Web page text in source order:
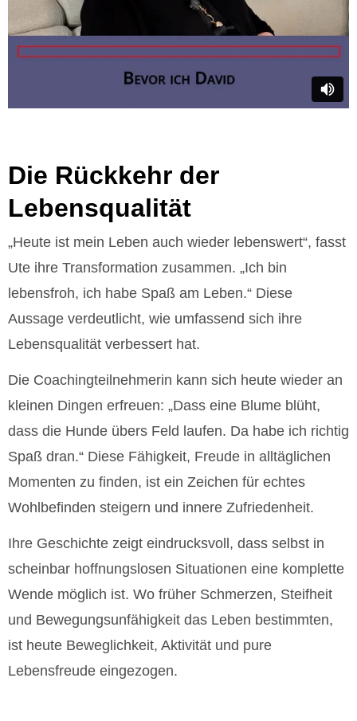
Die Rückkehr der
Lebensqualität
„Heute ist mein Leben auch wieder lebenswert“, fasst
Ute ihre Transformation zusammen. „Ich bin
lebensfroh, ich habe Spaß am Leben.“ Diese
Aussage verdeutlicht, wie umfassend sich ihre
Lebensqualität verbessert hat.
Die Coachingteilnehmerin kann sich heute wieder an
kleinen Dingen erfreuen: „Dass eine Blume blüht,
dass die Hunde übers Feld laufen. Da habe ich richtig
Spaß dran.“ Diese Fähigkeit, Freude in alltäglichen
Momenten zu finden, ist ein Zeichen für echtes
Wohlbefinden steigern und innere Zufriedenheit.
Ihre Geschichte zeigt eindrucksvoll, dass selbst in
scheinbar hoffnungslosen Situationen eine komplette
Wende möglich ist. Wo früher Schmerzen, Steifheit
und Bewegungsunfähigkeit das Leben bestimmten,
ist heute Beweglichkeit, Aktivität und pure
Lebensfreude eingezogen.